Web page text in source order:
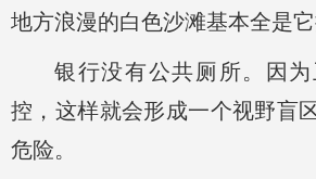
地方浪漫的白色沙滩基本全是
银行没有公共厕所。因
控，这样就会形成一个视野盲
危险。